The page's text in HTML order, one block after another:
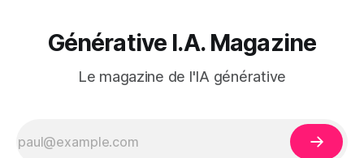
Générative I.A. Magazine
Le magazine de l'IA générative